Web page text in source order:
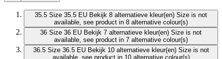
35.5 Size 35.5 EU Bekijk 8 alternatieve kleur(en) Size is not
available, see product in 8 alternative colour(s)
36 Size 36 EU Bekijk 7 alternatieve kleur(en) Size is not
available, see product in 7 alternative colour(s)
36.5 Size 36.5 EU Bekijk 10 alternatieve kleur(en) Size is not
available, see product in 10 alternative colour(s)